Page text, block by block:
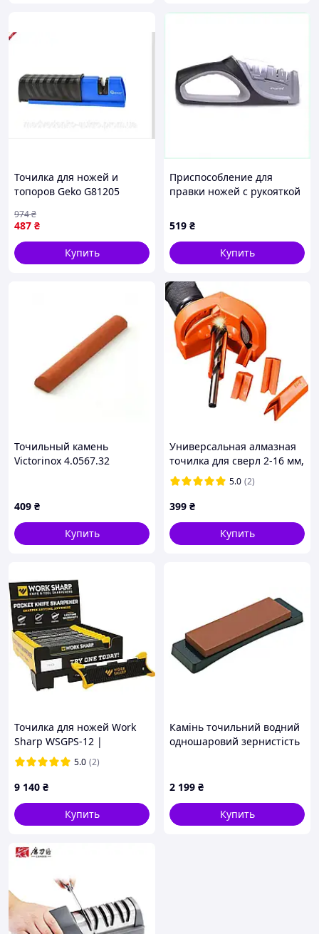
Точилка для ножей и
топоров Geko G81205
охоты и туризма
компактная и удобная
487 ₴
974₴
Купить
Приспособление для
правки ножей с рукояткой
519 ₴
Купить
Точильный камень
Victorinox 4.0567.32
409 ₴
Купить
Универсальная алмазная
точилка для сверл 2-16 мм,
Инструмент для заточки
спиральных сверл, ножей,
ножниц
5.0 (2)
399 ₴
Купить
Точилка для ножей Work
Sharp WSGPS-12 |
Комплект из 12 карманных
точилок
5.0 (2)
9 140 ₴
Купить
Камінь точильний водний
одношаровий зернистість
2 199 ₴
Купить